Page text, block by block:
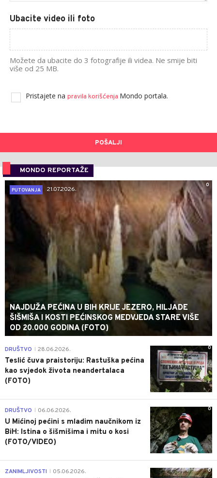
Ubacite video ili foto
Možete da ubacite do 3 fotografije ili videa. Ne smije biti
više od 25 MB.
Pristajete na pravila korišćenja Mondo portala.
POŠALJI
MONDO REPORTAŽE
0
PUTOVANJA
21.07.2026.
NAJDUŽA PEĆINA U BIH KRIJE JEZERO, HILJADE
ŠIŠMIŠA I KOSTI PEĆINSKOG MEDVJEDA STARE VIŠE
OD 20.000 GODINA (FOTO)
0
DRUŠTVO 28.06.2026.
Teslić čuva praistoriju: Rastuška pećina
kao svjedok života neandertalaca
(FOTO)
0
DRUŠTVO 06.06.2026.
U Mićinoj pećini s mladim naučnikom iz
BiH: Istina o šišmišima i mitu o kosi
(FOTO/VIDEO)
0
ZANIMLJIVOSTI 05.06.2026.